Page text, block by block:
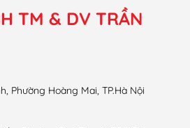
TM & DV TRẦN
Phường Hoàng Mai, TP.Hà Nội